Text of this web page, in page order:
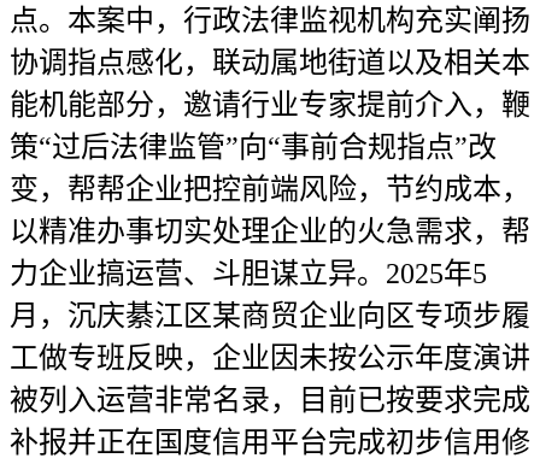
点。本案中，行政法律监视机构充实阐扬
协调指点感化，联动属地街道以及相关本
能机能部分，邀请行业专家提前介入，鞭
策“过后法律监管”向“事前合规指点”改
变，帮帮企业把控前端风险，节约成本，
以精准办事切实处理企业的火急需求，帮
力企业搞运营、斗胆谋立异。2025年5
月，沉庆綦江区某商贸企业向区专项步履
工做专班反映，企业因未按公示年度演讲
被列入运营非常名录，目前已按要求完成
补报并正在国度信用平台完成初步信用修